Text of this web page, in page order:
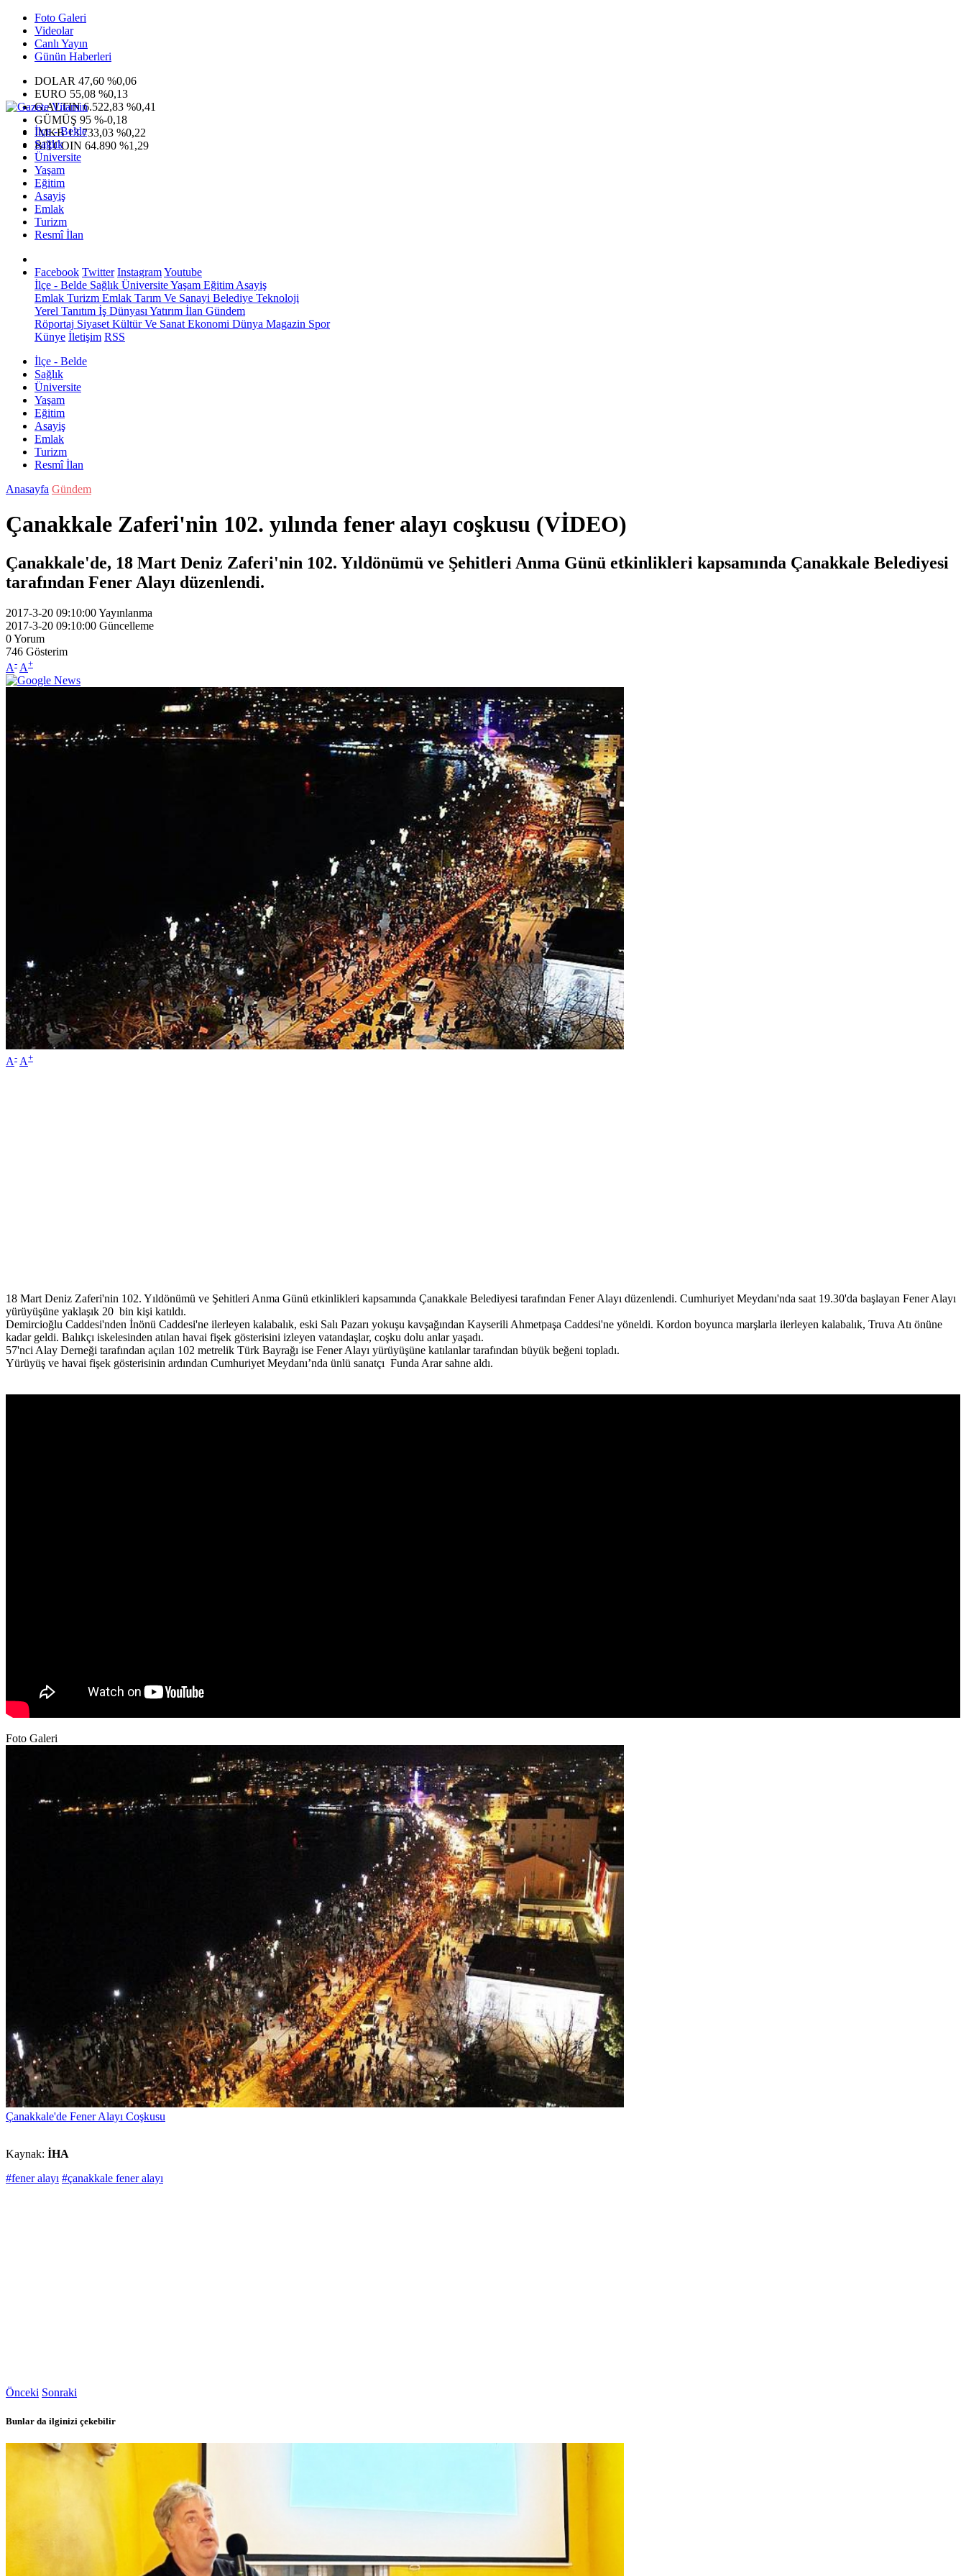
Foto Galeri
Videolar
Canlı Yayın
Günün Haberleri
DOLAR 47,60 %0,06
EURO 55,08 %0,13
G.ALTIN6.522,83 %0,41
GÜMÜŞ 95 %-0,18
IMKB13.733,03 %0,22
BITCOIN 64.890 %1,29
İlçe - Belde
Sağlık
Üniversite
Yaşam
Eğitim
Asayiş
Emlak
Turizm
Resmî İlan
Facebook Twitter InstagramYoutube
İlçe - Belde Sağlık ÜniversiteYaşam Eğitim Asayiş
Emlak Turizm Emlak Tarım Ve Sanayi Belediye Teknoloji
Yerel Tanıtım İş Dünyası Yatırım İlan Gündem
Röportaj Siyaset Kültür Ve Sanat Ekonomi Dünya Magazin Spor
Künye İletişim RSS
İlçe - Belde
Sağlık
Üniversite
Yaşam
Eğitim
Asayiş
Emlak
Turizm
Resmî İlan
Anasayfa Gündem
Çanakkale Zaferi'nin 102. yılında fener alayı coşkusu (VİDEO)
Çanakkale'de, 18 Mart Deniz Zaferi'nin 102. Yıldönümü ve Şehitleri Anma Günü etkinlikleri kapsamında Çanakkale Belediyesi
tarafından Fener Alayı düzenlendi.
2017-3-20 09:10:00Yayınlanma
2017-3-20 09:10:00 Güncelleme
0Yorum
746 Gösterim
A- A+
A- A+
18 Mart Deniz Zaferi'nin 102. Yıldönümü ve Şehitleri Anma Günü etkinlikleri kapsamında Çanakkale Belediyesi tarafından Fener Alayı düzenlendi. Cumhuriyet Meydanı'nda saat 19.30'da başlayan Fener Alayı
yürüyüşüne yaklaşık 20 bin kişi katıldı.
Demircioğlu Caddesi'nden İnönü Caddesi'ne ilerleyen kalabalık, eski Salı Pazarı yokuşu kavşağından Kayserili Ahmetpaşa Caddesi'ne yöneldi. Kordon boyunca marşlarla ilerleyen kalabalık, Truva Atı önüne
kadar geldi. Balıkçı iskelesinden atılan havai fişek gösterisini izleyen vatandaşlar, coşku dolu anlar yaşadı.
57'nci Alay Derneği tarafından açılan 102 metrelik Türk Bayrağı ise Fener Alayı yürüyüşüne katılanlar tarafından büyük beğeni topladı.
Yürüyüş ve havai fişek gösterisinin ardından Cumhuriyet Meydanı’nda ünlü sanatçı Funda Arar sahne aldı.
Foto Galeri
Çanakkale'de Fener Alayı Coşkusu
Kaynak: İHA
#fener alayı #çanakkale fener alayı
Önceki Sonraki
Bunlar da ilginizi çekebilir